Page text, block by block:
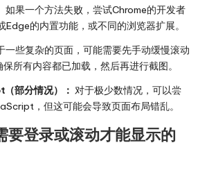
如果一个方法失败，尝试Chrome的开发者
的内置功能，或不同的浏览器扩展。
一些复杂的页面，可能需要先手动缓慢滚动
所有内容都已加载，然后再进行截图。
部分情况）： 对于极少数情况，可以尝
，但这可能会导致页面布局错乱。
要登录或滚动才能显示的